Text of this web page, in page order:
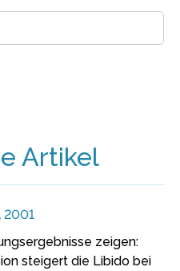
Artikel
2001
zeigen:
steigert die Libido bei